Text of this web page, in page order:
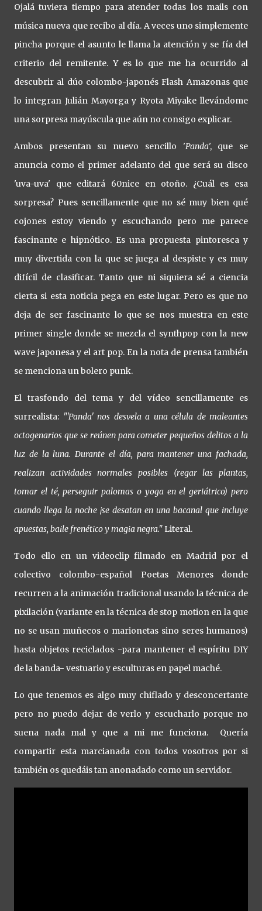
Ojalá tuviera tiempo para atender todas los mails con
música nueva que recibo al día. A veces uno simplemente
pincha porque el asunto le llama la atención y se fía del
criterio del remitente. Y es lo que me ha ocurrido al
descubrir al dúo colombo-japonés Flash Amazonas que
lo integran Julián Mayorga y Ryota Miyake llevándome
una sorpresa mayúscula que aún no consigo explicar.
Ambos presentan su nuevo sencillo 'Panda', que se
anuncia como el primer adelanto del que será su disco
'uva-uva' que editará 60nice en otoño. ¿Cuál es esa
sorpresa? Pues sencillamente que no sé muy bien qué
cojones estoy viendo y escuchando pero me parece
fascinante e hipnótico. Es una propuesta pintoresca y
muy divertida con la que se juega al despiste y es muy
difícil de clasificar. Tanto que ni siquiera sé a ciencia
cierta si esta noticia pega en este lugar. Pero es que no
deja de ser fascinante lo que se nos muestra en este
primer single donde se mezcla el synthpop con la new
wave japonesa y el art pop. En la nota de prensa también
se menciona un bolero punk.
El trasfondo del tema y del vídeo sencillamente es
surrealista: "'Panda' nos desvela a una célula de maleantes
octogenarios que se reúnen para cometer pequeños delitos a la
luz de la luna. Durante el día, para mantener una fachada,
realizan actividades normales posibles (regar las plantas,
tomar el té, perseguir palomas o yoga en el geriátrico) pero
cuando llega la noche ¡se desatan en una bacanal que incluye
apuestas, baile frenético y magia negra." Literal.
Todo ello en un videoclip filmado en Madrid por el
colectivo colombo-español Poetas Menores donde
recurren a la animación tradicional usando la técnica de
pixilación (variante en la técnica de stop motion en la que
no se usan muñecos o marionetas sino seres humanos)
hasta objetos reciclados -para mantener el espíritu DIY
de la banda- vestuario y esculturas en papel maché.
Lo que tenemos es algo muy chiflado y desconcertante
pero no puedo dejar de verlo y escucharlo porque no
suena nada mal y que a mi me funciona. Quería
compartir esta marcianada con todos vosotros por si
también os quedáis tan anonadado como un servidor.